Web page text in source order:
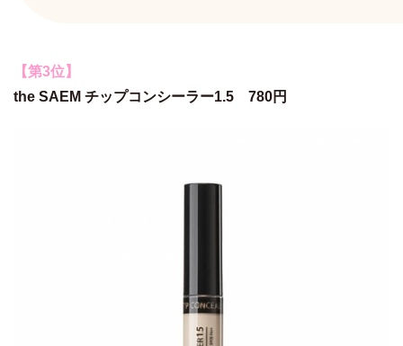
【第3位】
the SAEM チップコンシーラー1.5 780円